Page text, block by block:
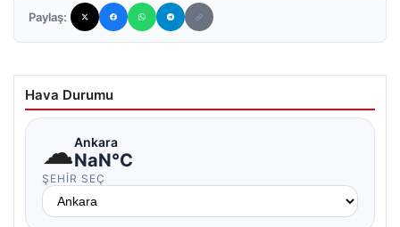
Paylaş:
Hava Durumu
☁Ankara
NaN°C
ŞEHIR SEÇ